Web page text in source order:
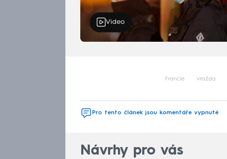
Video
Francie vražda
Pro tento článek jsou komentáře vypnuté
Návrhy pro vás